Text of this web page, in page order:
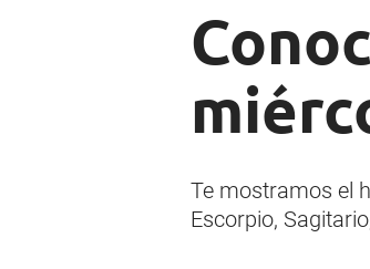
Te mostramos el
Escorpio,